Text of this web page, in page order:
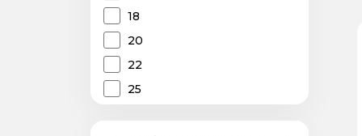
18
20
22
25